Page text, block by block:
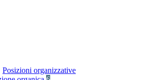
Posizioni organizzative